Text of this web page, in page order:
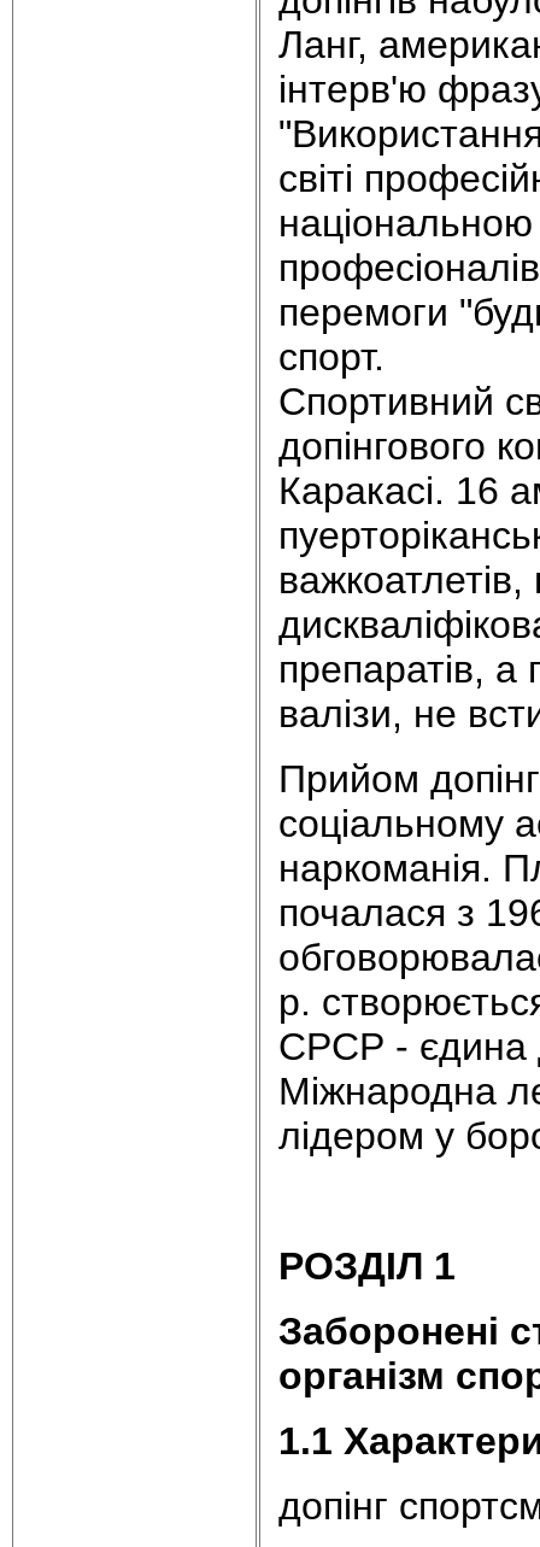
Ланг,
інтерв'ю
"Використання
світі
перемоги
спорт.
Спортивний
допінгового
Каракасі. 16
препаратів, а
валізи, не
Прийом
соціальному
наркоманія.
почалася з
р.
СРСР - єдина
Міжнародна
лідером у
РОЗДІЛ 1
Заборонені
організм
1.1
допінг